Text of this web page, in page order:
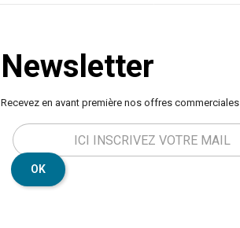
Newsletter
Recevez en avant première nos offres commerciales
OK